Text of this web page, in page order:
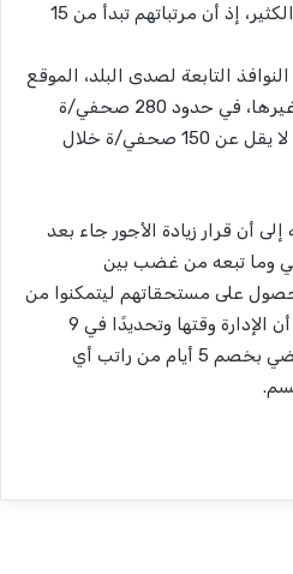
التحرير فالقرار لم يضيف لهم الكثير، إذ أن مرتباتهم تبدأ من 15
التابعة لصدى البلد، الموقع
الإخباري، والمنصة الرياضية، وغيرها، في حدود 280 صحفي/ة
وإعلامي/ة بعد تصفية عمل ما لا يقل عن 150 صحفي/ة خلال
أن قرار زيادة الأجور جاء بعد
وما تبعه من غضب بين
على مستحقاتهم ليتمكنوا من
الحضور إلى المؤسسة، مضيفًا أن الإدارة وقتها وتحديدًا في 9
نوفمبر 2025، أصدرت قرارًا يقضي بخصم 5 أيام من راتب أي